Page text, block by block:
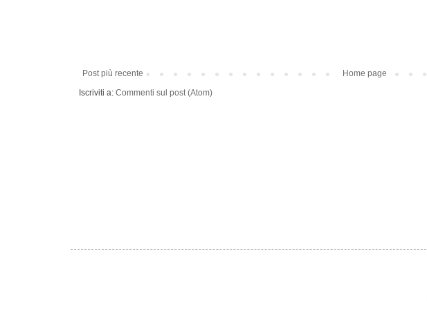
Post più recente
Home page
Iscriviti a: Commenti sul post (Atom)